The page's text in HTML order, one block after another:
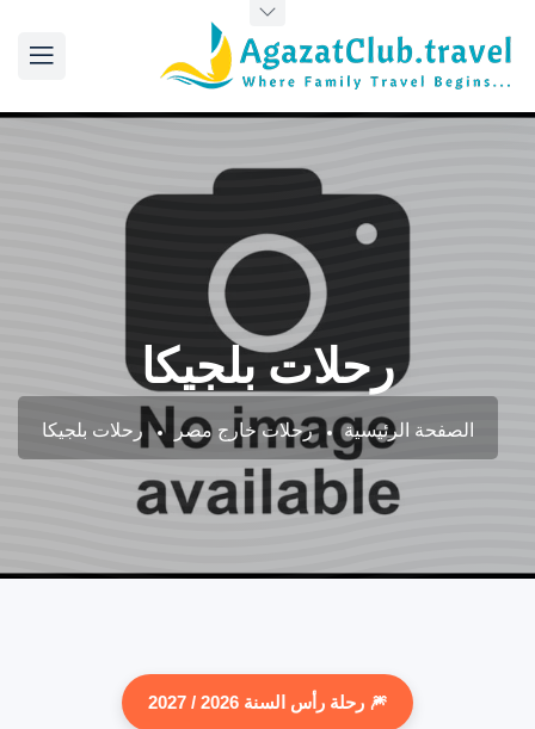
رحلات بلجيكا
الصفحة الرئيسية رحلات خارج مصر رحلات بلجيكا
🎆 رحلة رأس السنة 2026 / 2027